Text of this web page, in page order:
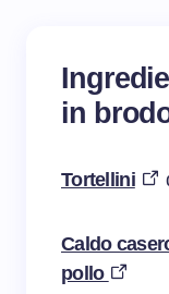
in
Tortellini
Caldo
pollo